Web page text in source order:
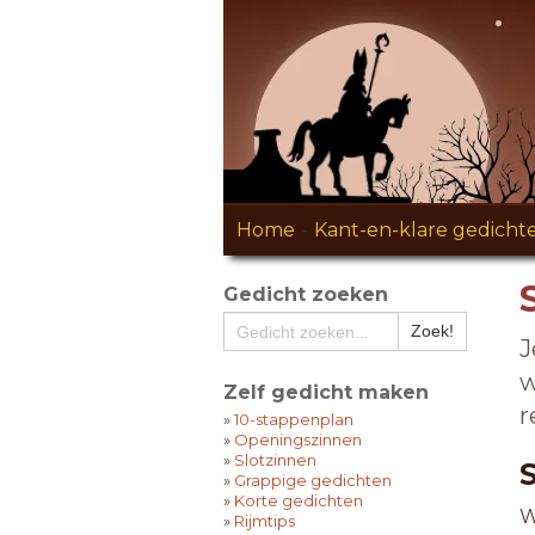
Home Kant-en-klare
Gedicht zoeken
Zelf gedicht maken
»10-stappenplan
» Openingszinnen
» Slotzinnen
» Grappige gedichten
» Korte gedichten
» Rijmtips